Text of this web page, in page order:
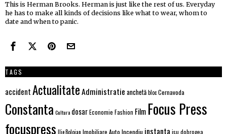
This is Herman Brooks. Herman is just like the rest of us. Everyday
he has to make all kinds of decisions like what to wear, whom to
date and when to panic.
TAGS
accidentActualitateAdministratie anchetăblocCernavoda
Constanta Cultura dosarEconomie Fashion Film Focus Press
focuspress Ilie Bolojan Imobiliare Auto Incendiu instanta isu dobrogea